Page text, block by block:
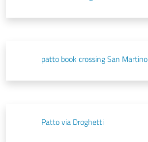
patto book crossing San Martino
Patto via Droghetti